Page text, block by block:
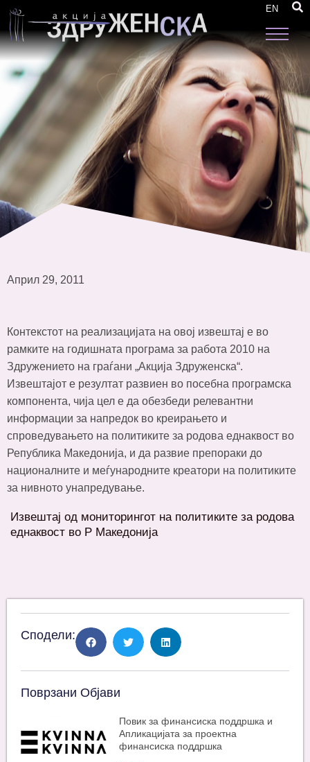
EN
родова еднаквост во Република Македонија
Април 29, 2011
Контекстот на реализацијата на овој извештај е во
рамките на годишната програма за работа 2010 на
Здружението на граѓани „Акција Здруженска“.
Извештајот е резултат развиен во посебна програмска
компонента, чија цел е да обезбеди релевантни
информации за напредок во креирањето и
спроведувањето на политиките за родова еднаквост во
Република Македонија, и да развие препораки до
националните и меѓународните креатори на политиките
за нивното унапредување.
Извештај од мониторингот на политиките за родова
еднаквост во Р Македонија
Сподели:
Поврзани Објави
Повик за финансиска поддршка и
Апликацијата за проектна
финансиска поддршка